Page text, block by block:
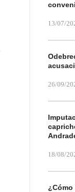
13/07/
26/09/
18/08/